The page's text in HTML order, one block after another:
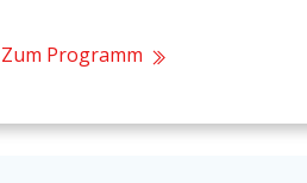
Zum Programm